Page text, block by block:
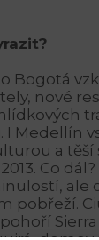
Bogotá
nové
I Medellín
a těší
Co
ale
pobřeží.